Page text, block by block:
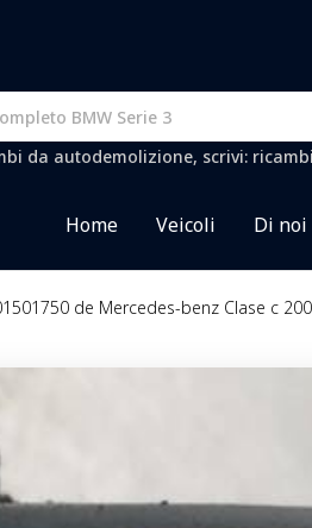
da autodemolizione, scrivi:
Home Veicoli Di noi
de Mercedes-benz Clase c